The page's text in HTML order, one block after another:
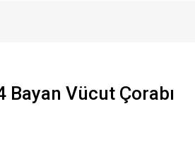
Bayan Vücut Çorabı